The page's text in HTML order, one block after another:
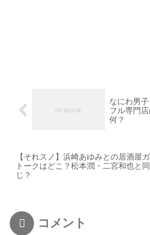
なにわ男
フル専門
何？
【それスノ】浜崎あゆみとの居酒屋
トークはどこ？松本潤・二宮和也と同
じ？
コメント